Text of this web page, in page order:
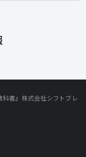
科書』株式会社シフトブレ